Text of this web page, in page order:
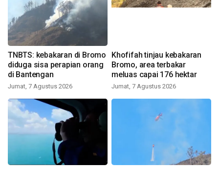
TNBTS: kebakaran di Bromo
diduga sisa perapian orang
di Bantengan
Jumat, 7 Agustus 2026
Khofifah tinjau kebakaran
Bromo, area terbakar
meluas capai 176 hektar
Jumat, 7 Agustus 2026